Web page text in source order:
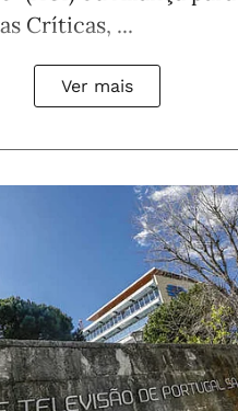
Críticas, ...
Ver mais